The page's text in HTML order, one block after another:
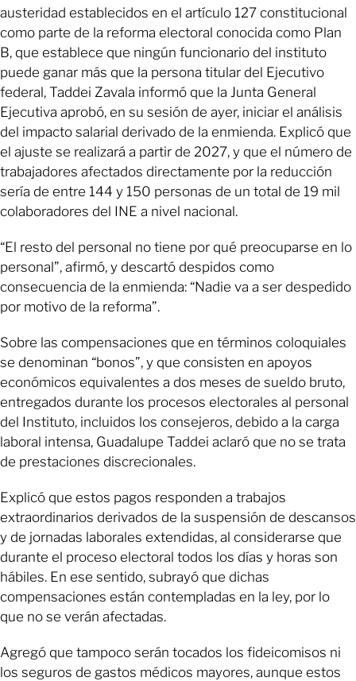
austeridad establecidos en el artículo 127 constitucional
como parte de la reforma electoral conocida como Plan
B, que establece que ningún funcionario del instituto
puede ganar más que la persona titular del Ejecutivo
federal, Taddei Zavala informó que la Junta General
Ejecutiva aprobó, en su sesión de ayer, iniciar el análisis
del impacto salarial derivado de la enmienda. Explicó que
el ajuste se realizará a partir de 2027, y que el número de
trabajadores afectados directamente por la reducción
sería de entre 144 y 150 personas de un total de 19 mil
colaboradores del INE a nivel nacional.
“El resto del personal no tiene por qué preocuparse en lo
personal”, afirmó, y descartó despidos como
consecuencia de la enmienda: “Nadie va a ser despedido
por motivo de la reforma”.
Sobre las compensaciones que en términos coloquiales
se denominan “bonos”, y que consisten en apoyos
económicos equivalentes a dos meses de sueldo bruto,
entregados durante los procesos electorales al personal
del Instituto, incluidos los consejeros, debido a la carga
laboral intensa, Guadalupe Taddei aclaró que no se trata
de prestaciones discrecionales.
Explicó que estos pagos responden a trabajos
extraordinarios derivados de la suspensión de descansos
y de jornadas laborales extendidas, al considerarse que
durante el proceso electoral todos los días y horas son
hábiles. En ese sentido, subrayó que dichas
compensaciones están contempladas en la ley, por lo
que no se verán afectadas.
Agregó que tampoco serán tocados los fideicomisos ni
los seguros de gastos médicos mayores, aunque estos